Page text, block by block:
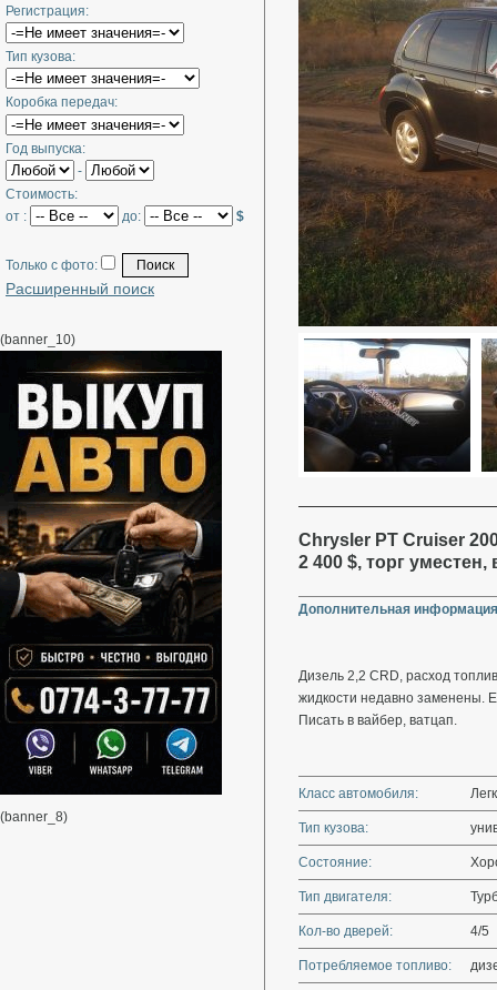
Регистрация:
Тип кузова:
Коробка передач:
Год выпуска:
-
Стоимость:
от :
до: $
Только с фото:
Расширенный поиск
(banner_10)
(banner_8)
Chrysler PT Cruiser
2 400 $, торг
Дополнительная
Дизель 2,2 CRD, расход
жидкости недавно заменены.
Писать в вайбер, ватцап.
Класс автомобиля:
Тип кузова:
Состояние:
Тип двигателя:
Кол-во дверей: 4/5
Потребляемое топливо: